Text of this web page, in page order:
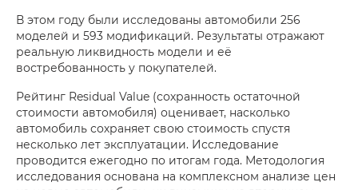
В этом году были исследованы автомобили 256
моделей и 593 модификаций. Результаты отражают
реальную ликвидность модели и её
востребованность у покупателей.
Рейтинг Residual Value (сохранность остаточной
стоимости автомобиля) оценивает, насколько
автомобиль сохраняет свою стоимость спустя
несколько лет эксплуатации. Исследование
проводится ежегодно по итогам года. Методология
исследования основана на комплексном анализе цен